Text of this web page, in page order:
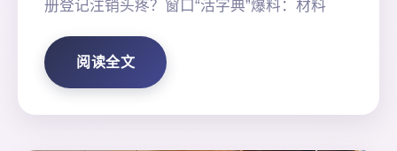
册登记注销头疼？窗口“活字典”爆料：材料
阅读全文